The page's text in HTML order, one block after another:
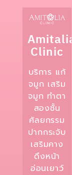
Amitalia
Clinic
บริการ แก้
จมูก เสริม
จมูก ทำตา
สองชั้น
ศัลยกรรม
ปากกระจับ
เสริมคาง
ดึงหน้า
อ่อนเยาว์